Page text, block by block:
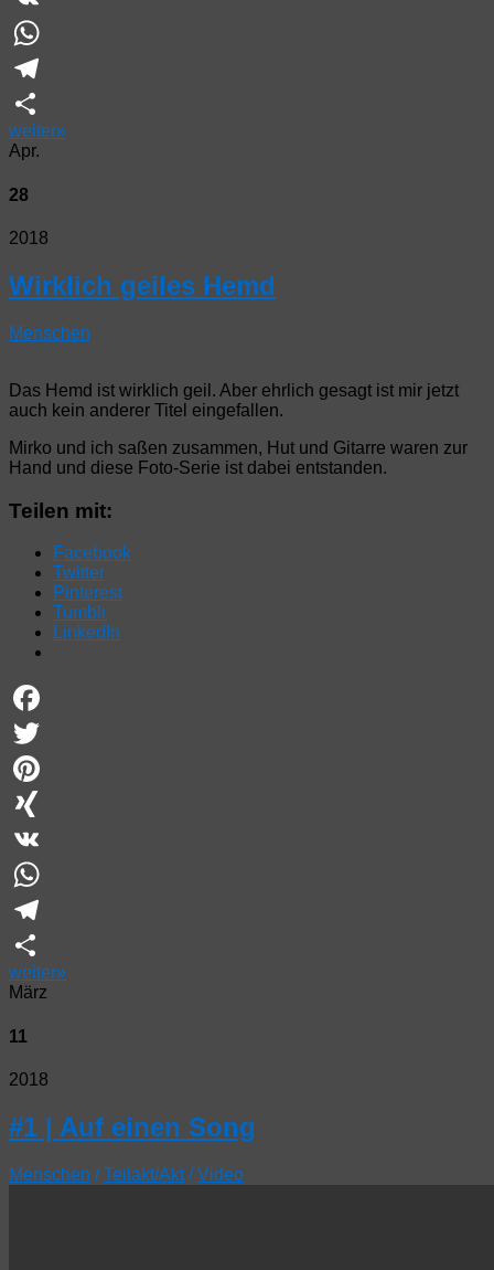
VK
WhatsApp
Telegram
Teilen
weiter»
Apr.
28
2018
Wirklich geiles Hemd
Menschen
Das Hemd ist wirklich geil. Aber ehrlich gesagt ist mir jetzt
auch kein anderer Titel eingefallen.
Mirko und ich saßen zusammen, Hut und Gitarre waren zur
Hand und diese Foto-Serie ist dabei entstanden.
Teilen mit:
Facebook
Twitter
Pinterest
Tumblr
LinkedIn
Facebook
Twitter
Pinterest
XING
VK
WhatsApp
Telegram
Teilen
weiter»
März
11
2018
#1 | Auf einen Song
Menschen /Teilakt/Akt/Video